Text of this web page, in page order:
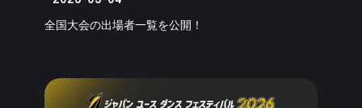
全国大会の出場者一覧を公開！